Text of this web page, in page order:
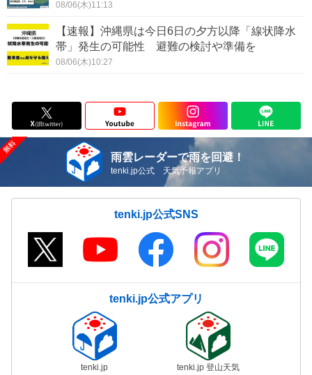
08/06(木)11:13
【速報】沖縄県は今日6日の夕方以降「線状降水
帯」発生の可能性 避難の検討や準備を
08/06(木)10:27
雨雲レーダーで雨を回避！
tenki.jp公式 天気予報アプリ
tenki.jp公式SNS
tenki.jp公式アプリ
tenki.jp tenki.jp 登山天気